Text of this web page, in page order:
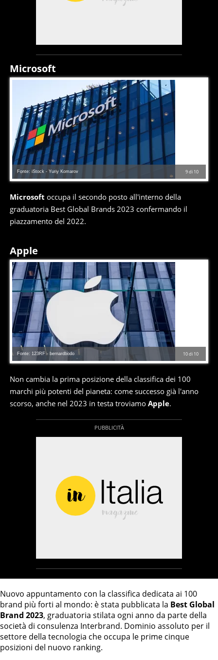
Microsoft
9di 10
Fonte: iStock - Yuriy Komarov
Microsoft occupa il secondo posto all'interno della
graduatoria Best Global Brands 2023 confermando il
piazzamento del 2022.
Apple
10di 10
Fonte: 123RF - bernardbodo
Non cambia la prima posizione della classifica dei 100
marchi più potenti del pianeta: come successo già l'anno
scorso, anche nel 2023 in testa troviamo Apple.
Nuovo appuntamento con la classifica dedicata ai 100
brand più forti al mondo: è stata pubblicata la Best Global
Brand 2023, graduatoria stilata ogni anno da parte della
società di consulenza Interbrand. Dominio assoluto per il
settore della tecnologia che occupa le prime cinque
posizioni del nuovo ranking.